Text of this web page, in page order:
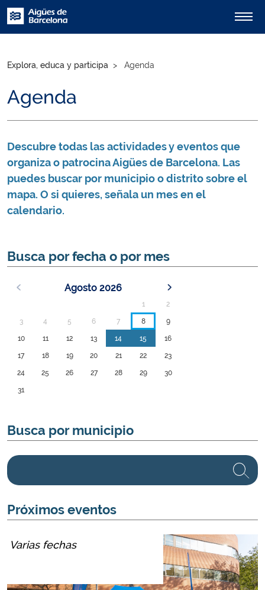
Explora, educa y participa Agenda
Agenda
Descubre todas las actividades y eventos que
organiza o patrocina Aigües de Barcelona. Las
puedes buscar por municipio o distrito sobre el
mapa. O si quieres, señala un mes en el
calendario.
Busca por fecha o por mes
Agosto 2026
1 2
3 4 5 6 7 8 9
10 11 12 13 14 15 16
17 18 19 20 21 22 23
24 25 26 27 28 29 30
31
Busca por municipio
Próximos eventos
Varias fechas